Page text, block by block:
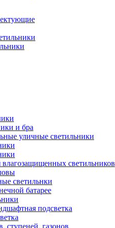
и бра
уличные светильники
светильников
светильнки
батарее
подсветка
ступеней, газонов